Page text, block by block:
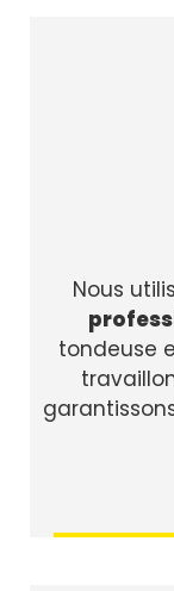
Nous
tondeuse